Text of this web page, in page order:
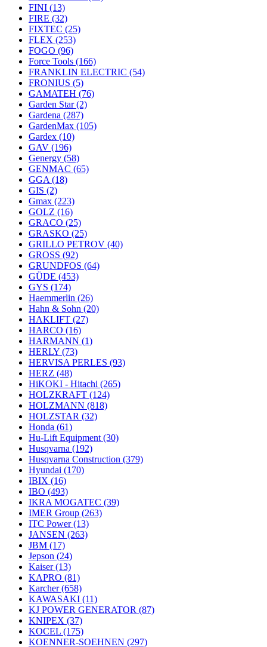
FINI (13)
FIRE (32)
FIXTEC (25)
FLEX (253)
FOGO (96)
Force Tools (166)
FRANKLIN ELECTRIC (54)
FRONIUS (5)
GAMATEH (76)
Garden Star(2)
Gardena (287)
GardenMax (105)
Gardex (10)
GAV (196)
Genergy (58)
GENMAC (65)
GGA (18)
GIS (2)
Gmax (223)
GOLZ (16)
GRACO (25)
GRASKO (25)
GRILLO PETROV (40)
GROSS (92)
GRUNDFOS (64)
GÜDE (453)
GYS (174)
Haemmerlin (26)
Hahn & Sohn (20)
HAKLIFT (27)
HARCO (16)
HARMANN (1)
HERLY (73)
HERVISA PERLES (93)
HERZ (48)
HiKOKI - Hitachi (265)
HOLZKRAFT (124)
HOLZMANN (818)
HOLZSTAR (32)
Honda (61)
Hu-Lift Equipment (30)
Husqvarna (192)
Husqvarna Construction (379)
Hyundai (170)
IBIX (16)
IBO (493)
IKRA MOGATEC (39)
IMER Group (263)
ITC Power(13)
JANSEN (263)
JBM (17)
Jepson (24)
Kaiser(13)
KAPRO (81)
Karcher(658)
KAWASAKI (11)
KJ POWER GENERATOR (87)
KNIPEX (37)
KOCEL (175)
KOENNER-SOEHNEN (297)